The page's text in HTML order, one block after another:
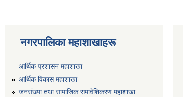
नगरपालिका महाशाखाहरू
आर्थिक प्रशासन महाशाखा
आर्थिक विकास महाशाखा
जनसंख्या तथा सामाजिक समावेशिकरण महाशाखा